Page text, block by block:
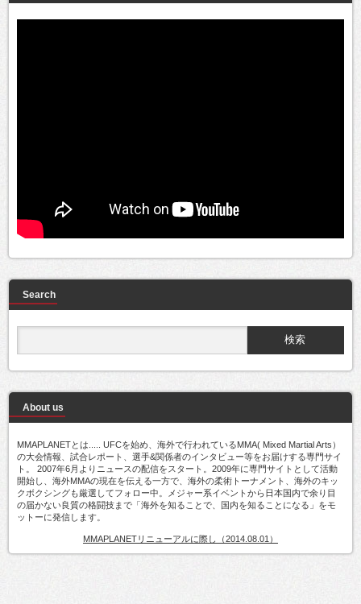
Search
About us
MMAPLANETとは..... UFCを始め、海外で行われているMMA( Mixed Martial Arts）
の大会情報、試合レポート、選手&関係者のインタビュー等をお届けする専門サイ
ト。 2007年6月よりニュースの配信をスタート。2009年に専門サイトとして活動
開始し、海外MMAの現在を伝える一方で、海外の柔術トーナメント、海外のキッ
クボクシングも厳選してフォロー中。メジャー系イベントから日本国内で余り目
の届かない良質の格闘技まで「海外を知ることで、国内を知ることになる」をモ
ットーに発信します。
MMAPLANETリニューアルに際し（2014.08.01）